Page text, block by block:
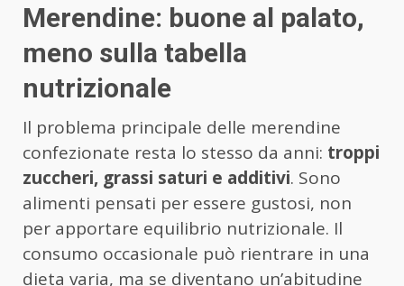
Merendine: buone al palato,
meno sulla tabella
nutrizionale
Il problema principale delle merendine
confezionate resta lo stesso da anni: troppi
zuccheri, grassi saturi e additivi. Sono
alimenti pensati per essere gustosi, non
per apportare equilibrio nutrizionale. Il
consumo occasionale può rientrare in una
dieta varia, ma se diventano un’abitudine